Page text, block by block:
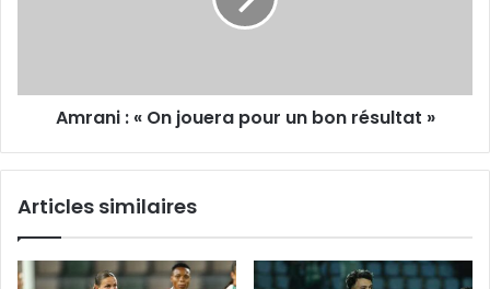
résultat
Amrani : « On jouera pour un bon résultat »
Articles similaires